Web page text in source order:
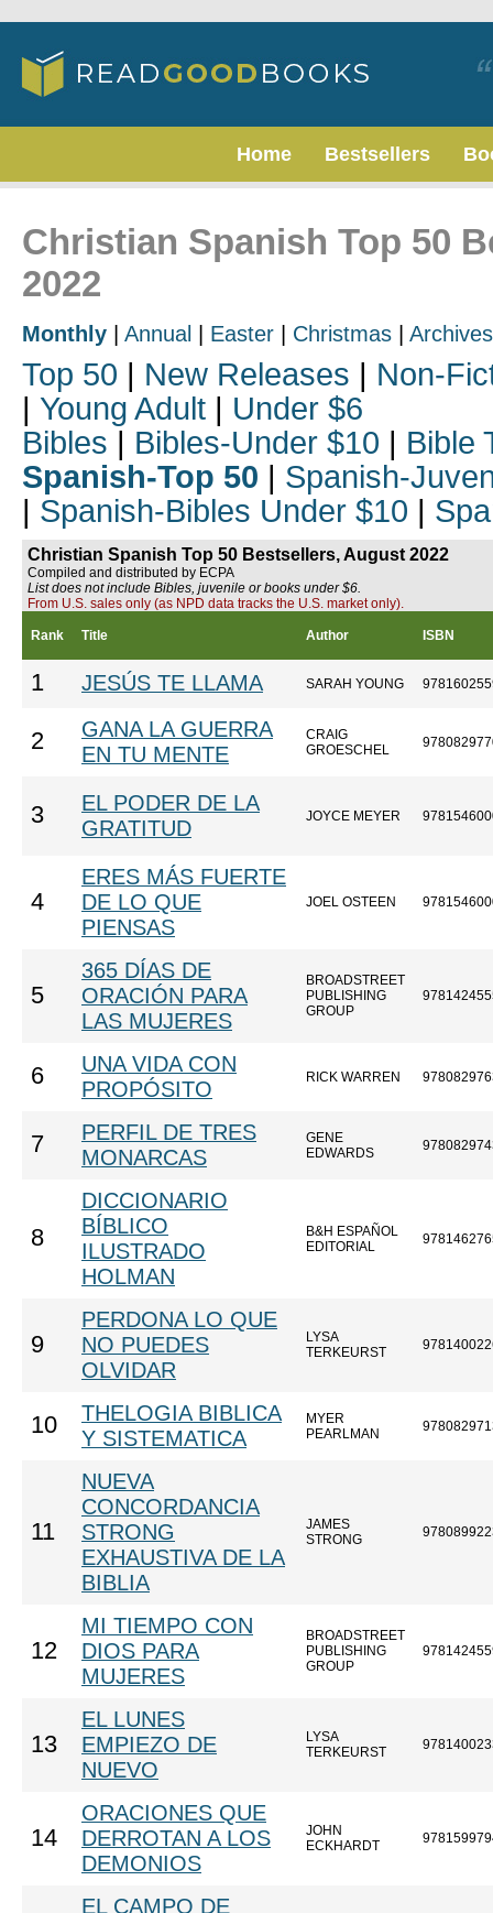
Home Bestsellers
Christian Spanish Top 50
2022
Monthly Annual Easter Christmas Archives
Top 50 | New Releases | Non-
| Young Adult | Under $6
Bibles | Bibles-Under $10 | Bible
Spanish-Top 50 | Spanish-
| Spanish-Bibles Under $10 |
Christian Spanish Top 50 Bestsellers, August 2022
Compiled and distributed by ECPA
List does not include Bibles, juvenile or books under $6.
From U.S. sales only (as NPD data tracks the U.S. market only).
Rank Title Author ISBN
1 JESÚS TE LLAMA SARAH YOUNG
2
GANA LA GUERRA
EN TU MENTE
CRAIG
GROESCHEL
3
EL PODER DE LA
GRATITUD
JOYCE MEYER
4
ERES MÁS FUERTE
DE LO QUE
PIENSAS
JOEL OSTEEN
5
365 DÍAS DE
ORACIÓN PARA
LAS MUJERES
BROADSTREET
PUBLISHING
GROUP
6
UNA VIDA CON
PROPÓSITO
RICK WARREN
7
PERFIL DE TRES
MONARCAS
GENE
EDWARDS
8
DICCIONARIO
BÍBLICO
ILUSTRADO
HOLMAN
B&H ESPAÑOL
EDITORIAL
9
PERDONA LO QUE
NO PUEDES
OLVIDAR
LYSA
TERKEURST
10
THELOGIA BIBLICA
Y SISTEMATICA
MYER
PEARLMAN
11
NUEVA
CONCORDANCIA
STRONG
EXHAUSTIVA DE LA
BIBLIA
JAMES
STRONG
12
MI TIEMPO CON
DIOS PARA
MUJERES
BROADSTREET
PUBLISHING
GROUP
13
EL LUNES
EMPIEZO DE
NUEVO
LYSA
TERKEURST
14
ORACIONES QUE
DERROTAN A LOS
DEMONIOS
JOHN
ECKHARDT
EL CAMPO DE